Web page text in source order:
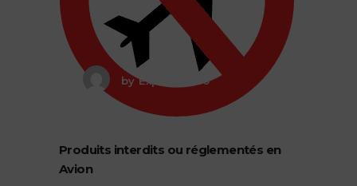
byExperis_000
Produits interdits ou réglementés en
Avion